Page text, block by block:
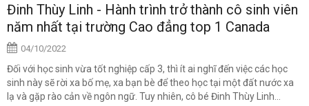
Đinh Thùy Linh - Hành trình trở thành cô sinh viên
năm nhất tại trường Cao đẳng top 1 Canada
04/10/2022
Đối với học sinh vừa tốt nghiệp cấp 3, thì ít ai nghĩ đến việc các học
sinh này sẽ rời xa bố mẹ, xa bạn bè để theo học tại một đất nước xa
lạ và gặp rào cản về ngôn ngữ. Tuy nhiên, cô bé Đinh Thùy Linh...